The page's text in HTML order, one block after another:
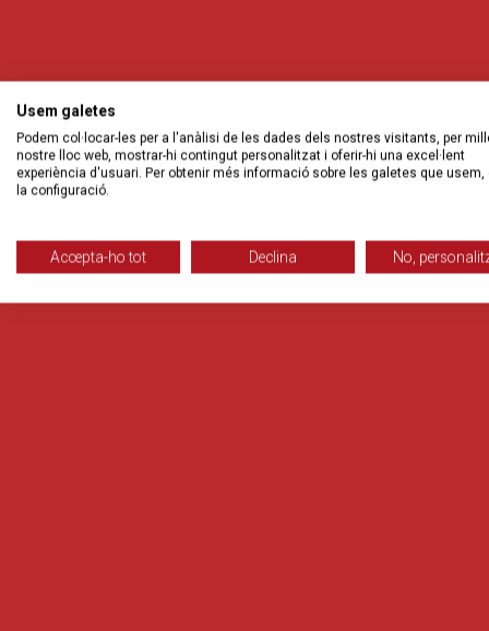
Usem galetes
Podem col·locar-les per a l'anàlisi de les dades dels nostres visitants, per
nostre lloc web, mostrar-hi contingut personalitzat i oferir-hi una excel·lent
experiència d'usuari. Per obtenir més informació sobre les galetes que usem,
la configuració.
Accepta-ho tot Declina No,